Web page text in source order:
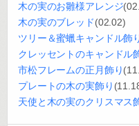
木の実のお雛様アレンジ
木の実のブレッド(02.02)
ツリー＆蜜蠟キャンドル飾
クレッセントのキャンドル
市松フレームの正月飾り
プレートの木の実飾り
天使と木の実のクリスマス